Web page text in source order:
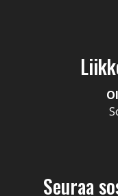
Seuraa